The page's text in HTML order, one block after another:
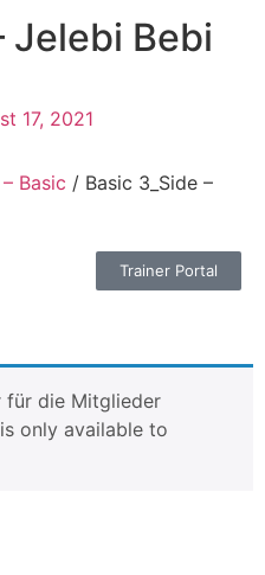
Jelebi Bebi
17, 2021
Basic / Basic 3_Side –
Trainer Portal
für die Mitglieder
only available to